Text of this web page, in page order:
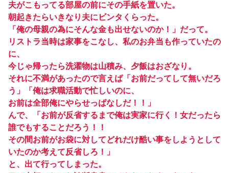
夫がこもってる部屋の前にその手紙を置いた。
朝起きたらいきなり夫にビンタくらった。
「俺の母親の為にそんな金も出せないのか！」だって。
リストラ当時は家事をこなし、私のお弁当も作っていたの
に、
今じゃ帰ったら洗濯物は山積み、夕飯はおざなり。
それに不満があったので言えば「お前だってして無いだろ
う」「俺は求職活動で忙しいのに、
お前は全部俺にやらせっぱなしだ！！」
んで、「お前が反省するまで俺は実家に行く！女だったら
誰でもすることだろう！！
その間お前がお袋に対してどれだけ酷い事をしようとして
いたのか考えて反省しろ！」
と、出て行ってしまった。